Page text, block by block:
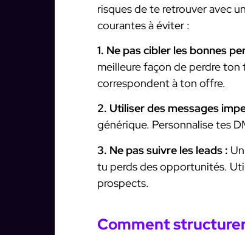
risques de te retrouver avec
courantes à éviter :
1. Ne pas cibler les bonnes
meilleure façon de perdre
correspondent à ton offre.
2. Utiliser des messages
générique. Personnalise tes
3. Ne pas suivre les leads :
tu perds des opportunités.
prospects.
Comment